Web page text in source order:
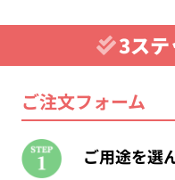
3ス
ご注文フォーム
ご用途を選